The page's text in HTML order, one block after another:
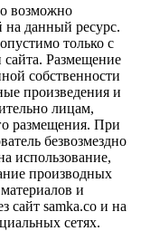
возможно
на данный ресурс.
только с
Размещение
собственности
произведения и
лицам,
размещения. При
безвозмездно
использование,
производных
и
сайт samka.co и на
сетях.